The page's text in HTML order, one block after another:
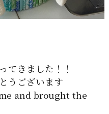
てきました！！
うございます
and brought the